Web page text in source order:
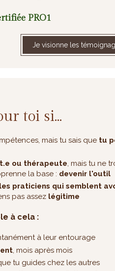
PRO1
Je visionne les
toi si…
mais tu sais que tu
ou thérapeute, mais tu ne
la base : devenir l'outil
praticiens qui semblent
pas assez légitime
à cela :
à leur entourage
, mois après mois
tu guides chez les autres